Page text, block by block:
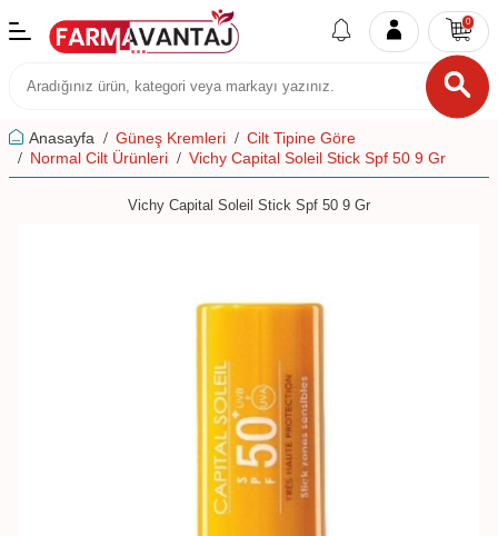
0
Anasayfa Güneş Kremleri
Cilt Tipine Göre
Normal Cilt Ürünleri
Vichy Capital Soleil Stick Spf 50 9 Gr
Vichy Capital Soleil Stick Spf 50 9 Gr